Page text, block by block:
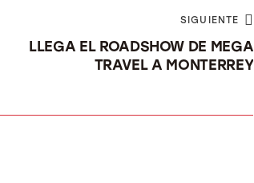
SIGUIENTE
LLEGA EL ROADSHOW DE MEGA
TRAVEL A MONTERREY